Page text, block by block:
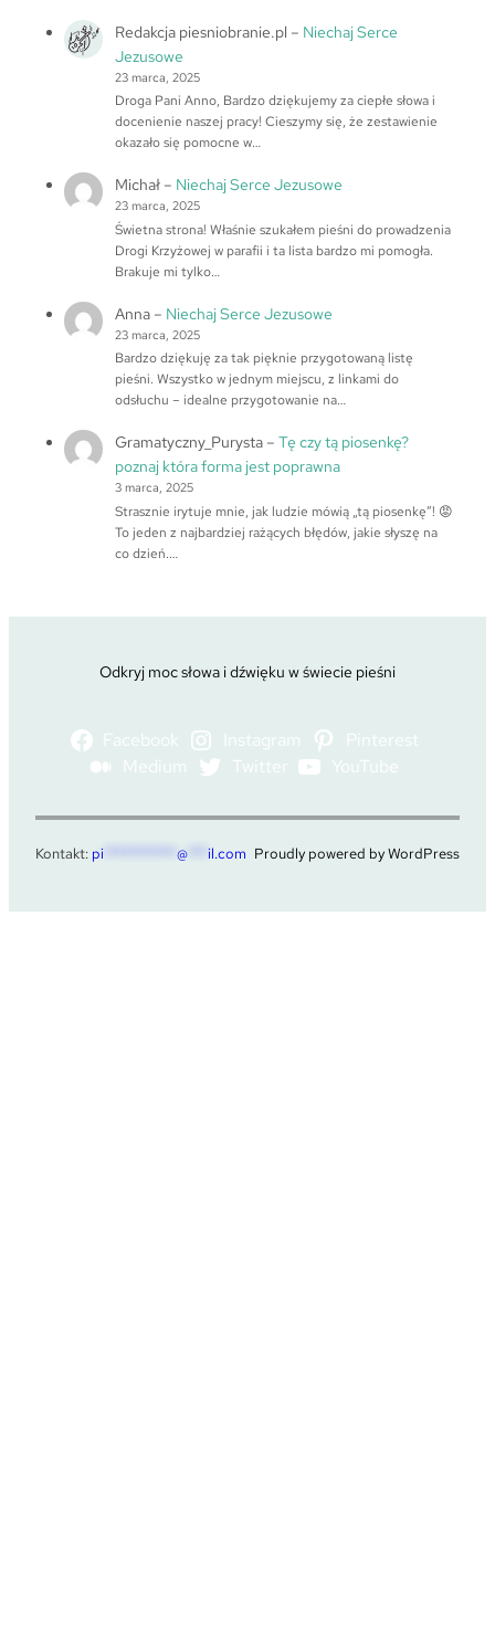
Redakcja piesniobranie.pl – Niechaj Serce
Jezusowe
23 marca, 2025
Droga Pani Anno, Bardzo dziękujemy za ciepłe słowa i
docenienie naszej pracy! Cieszymy się, że zestawienie
okazało się pomocne w…
Michał– Niechaj Serce Jezusowe
23 marca, 2025
Świetna strona! Właśnie szukałem pieśni do prowadzenia
Drogi Krzyżowej w parafii i ta lista bardzo mi pomogła.
Brakuje mi tylko…
Anna– Niechaj Serce Jezusowe
23 marca, 2025
Bardzo dziękuję za tak pięknie przygotowaną listę
pieśni. Wszystko w jednym miejscu, z linkami do
odsłuchu – idealne przygotowanie na…
Gramatyczny_Purysta– Tę czy tą piosenkę?
poznaj która forma jest poprawna
3 marca, 2025
Strasznie irytuje mnie, jak ludzie mówią „tą piosenkę”! 😡
To jeden z najbardziej rażących błędów, jakie słyszę na
co dzień.…
Odkryj moc słowa i dźwięku w świecie pieśni
Facebook Instagram
Pinterest
Medium
Twitter YouTube
Kontakt: pi @ il.com Proudly powered by WordPress